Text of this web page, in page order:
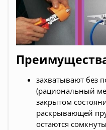
захватывают без
(рациональный
закрытом
раскрывающей
остаются